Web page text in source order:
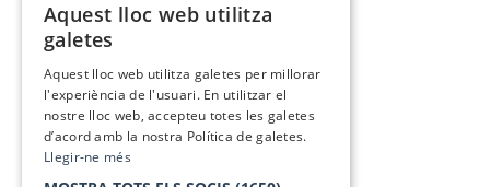
Aquest lloc web utilitza
galetes
Aquest lloc web utilitza galetes per millorar
l'experiència de l'usuari. En utilitzar el
nostre lloc web, accepteu totes les galetes
d’acord amb la nostra Política de galetes.
Llegir-ne més